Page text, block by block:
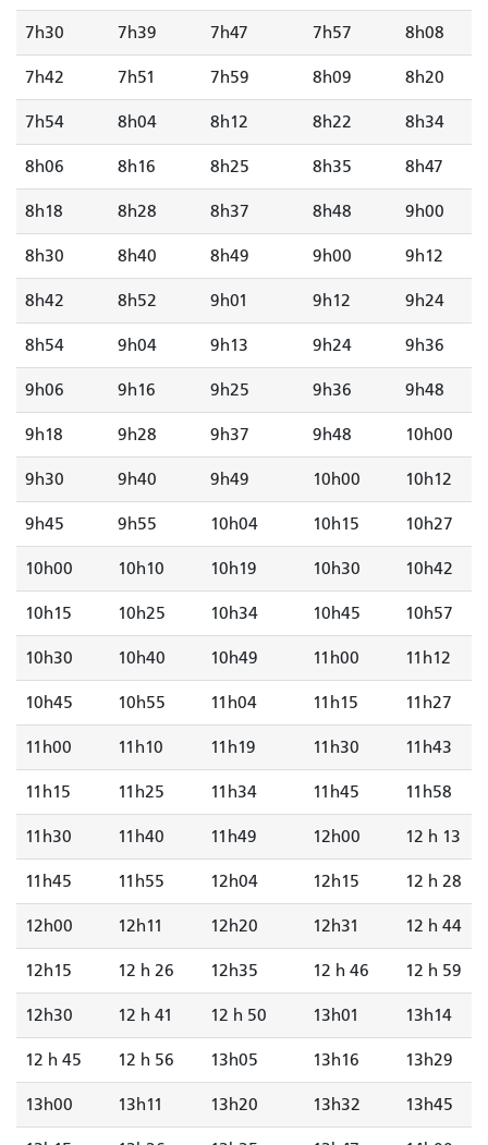
7h30 7h39 7h47 7h57 8h08
7h42 7h51 7h59 8h09 8h20
7h54 8h04 8h12 8h22 8h34
8h06 8h16 8h25 8h35 8h47
8h18 8h28 8h37 8h48 9h00
8h30 8h40 8h49 9h00 9h12
8h42 8h52 9h01 9h12 9h24
8h54 9h04 9h13 9h24 9h36
9h06 9h16 9h25 9h36 9h48
9h18 9h28 9h37 9h48 10h00
9h30 9h40 9h49 10h00 10h12
9h45 9h55 10h04 10h15 10h27
10h00 10h10 10h19 10h30 10h42
10h15 10h25 10h34 10h45 10h57
10h30 10h40 10h49 11h00 11h12
10h45 10h55 11h04 11h15 11h27
11h00 11h10 11h19 11h30 11h43
11h15 11h25 11h34 11h45 11h58
11h30 11h40 11h49 12h00 12 h 13
11h45 11h55 12h04 12h15 12 h 28
12h00 12h11 12h20 12h31 12 h 44
12h15 12 h 26 12h35 12 h 46 12 h 59
12h30 12 h 41 12 h 50 13h01 13h14
12 h 45 12 h 56 13h05 13h16 13h29
13h00 13h11 13h20 13h32 13h45